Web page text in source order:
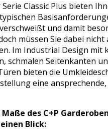
Classic Plus bieten
und damit
müssen Sie dabei nicht
Im Industrial Design mit
schmalen Seitenkanten
bieten die
eine
des C+P
Blick: